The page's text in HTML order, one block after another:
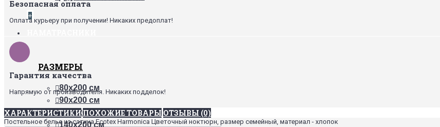
+
РАЗМЕРЫ
80х200 см
90х200 см
120х200 см
140х200 см
Безопасная оплата
Оплата курьеру при получении! Никаких предоплат!
Гарантия качества
Напрямую от производителя. Никаких подделок!
ХАРАКТЕРИСТИКИ ПОХОЖИЕ ТОВАРЫ ОТЗЫВЫ (0)
Постельное белье из сатина Ecotex Harmonica Цветочный ноктюрн, размер семейный, материал - хлопок